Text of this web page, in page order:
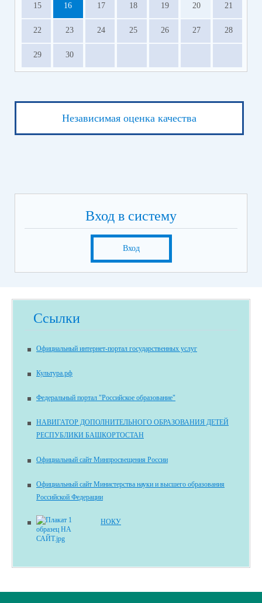
15 16 17 18 19 20 21
22 23 24 25 26 27 28
29 30
Независимая оценка качества
Вход в систему
Вход
Ссылки
Официальный интернет-портал государственных услуг
Культура.рф
Федеральный портал "Российское образование"
НАВИГАТОР ДОПОЛНИТЕЛЬНОГО ОБРАЗОВАНИЯ ДЕТЕЙ
РЕСПУБЛИКИ БАШКОРТОСТАН
Официальный сайт Минпросвещения России
Официальный сайт Министерства науки и высшего образования
Российской Федерации
НОКУ